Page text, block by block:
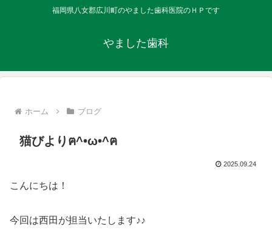
福岡県八女郡広川町のやました歯科医院のＨＰです
やました歯科
ホーム ブログ
猫びよりฅ^•ω•^ฅ
2025.09.24
こんにちは！
今回は西田が担当いたします♪♪